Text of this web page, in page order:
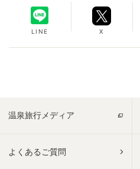
LINE X
温泉旅行メディア
よくあるご質問